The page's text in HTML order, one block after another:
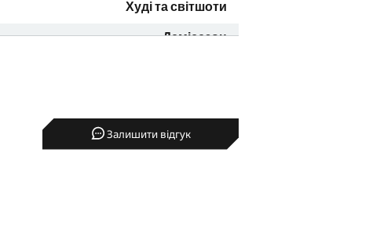
Худі та світшоти
Демісезон
Кофта флісова
Залишити відгук